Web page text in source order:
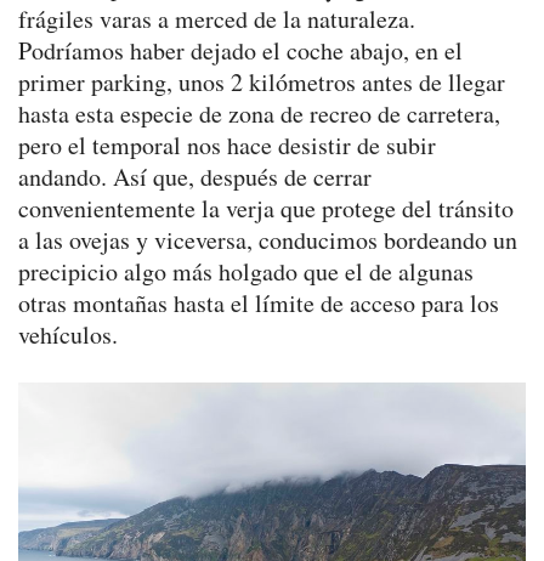
frágiles varas a merced de la naturaleza.
Podríamos haber dejado el coche abajo, en el
primer parking, unos 2 kilómetros antes de llegar
hasta esta especie de zona de recreo de carretera,
pero el temporal nos hace desistir de subir
andando. Así que, después de cerrar
convenientemente la verja que protege del tránsito
a las ovejas y viceversa, conducimos bordeando un
precipicio algo más holgado que el de algunas
otras montañas hasta el límite de acceso para los
vehículos.